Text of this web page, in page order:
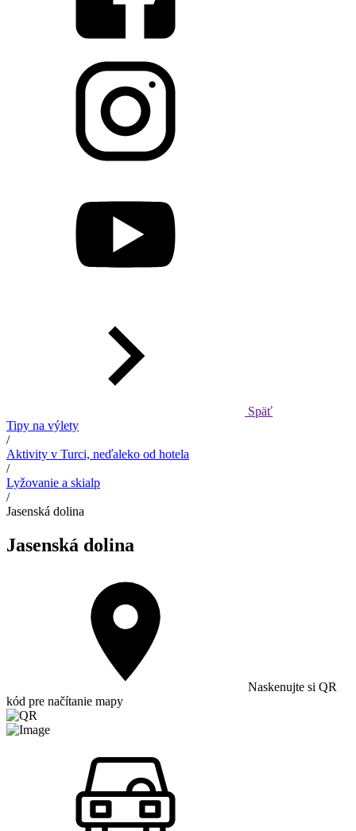
Späť
Tipy na výlety
/
Aktivity v Turci, neďaleko od hotela
/
Lyžovanie a skialp
/
Jasenská dolina
Jasenská dolina
Naskenujte si QR
kód pre načítanie mapy